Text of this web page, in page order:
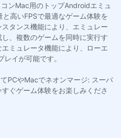
ンMac用のトップAndroidエミュ
高いFPSで最適なゲーム体験を
タンス機能により、エミュレー
、複数のゲームを同時に実行す
ミュレータ機能により、ローエ
イが可能です。
PCやMacでネオンマージ: スーパ
ぐゲーム体験をお楽しみくださ